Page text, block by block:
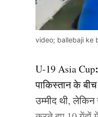
video; ballebaji ke
U-19 Asia Cup:
पाकिस्तान के
उम्मीद थी,